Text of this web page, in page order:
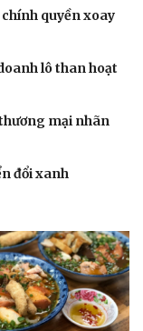
quyền xoay
lô than hoạt
mại nhãn
đổi xanh